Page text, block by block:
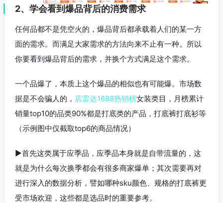
2、学会看到爆品背后的消费需求
任何品都不是凭空火的，爆品背后都承载着人们的某一方
面的需求。而满足大家需求的方法向来不止有一种。所以
你要看到爆品背后的需求，并换个方式满足这个需求。
一个品爆了，本质上这个爆品的相似也有可能爆。市场数
据是不会骗人的， 店雷达1688热销榜女装类目，月榜累计
销量top10的品类90%都是打底类的产品，打底裤打底衫等
（示例图中仅截取top6的商品情况）
▶首先这类属于应季品，应季品本身就是自带流量的，这
就是为什么每次换季都会有很多商家爆单；其次需要再对
进行深入的数据分析，譬如哪种sku颜色、规格的打底裤更
受市场欢迎，这些都是选品时的重要参考。